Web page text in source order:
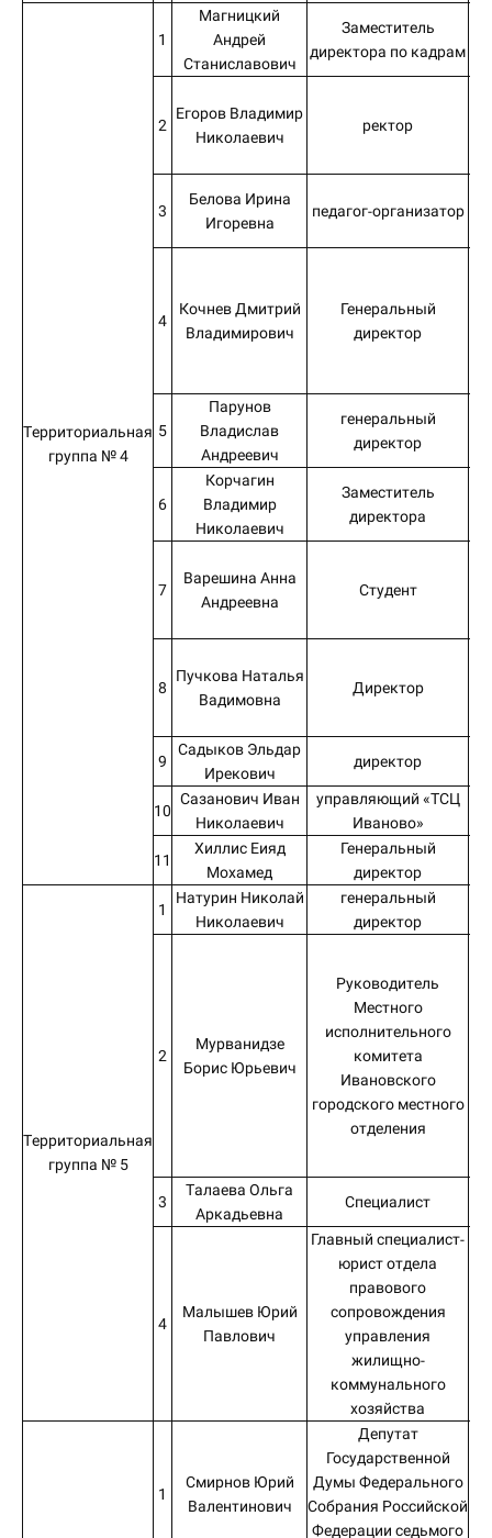
Территориальная
группа № 4
1
Магницкий
Андрей
Станиславович
Заместитель
директора по кадрам
2
Егоров Владимир
Николаевич
ректор
3
Белова Ирина
Игоревна
педагог-организатор
4
Кочнев Дмитрий
Владимирович
Генеральный
директор
5
Парунов
Владислав
Андреевич
генеральный
директор
6
Корчагин
Владимир
Николаевич
Заместитель
директора
7
Варешина Анна
Андреевна
Студент
8
Пучкова Наталья
Вадимовна
Директор
9
Садыков Эльдар
Ирекович
директор
10
Сазанович Иван
Николаевич
управляющий «ТСЦ
Иваново»
11
Хиллис Еияд
Мохамед
Генеральный
директор
Территориальная
группа № 5
1
Натурин Николай
Николаевич
генеральный
директор
2
Мурванидзе
Борис Юрьевич
Руководитель
Местного
исполнительного
комитета
Ивановского
городского местного
отделения
3
Талаева Ольга
Аркадьевна
Специалист
4
Малышев Юрий
Павлович
Главный специалист-
юрист отдела
правового
сопровождения
управления
жилищно-
коммунального
хозяйства
1
Смирнов Юрий
Валентинович
Депутат
Государственной
Думы Федерального
Собрания Российской
Федерации седьмого